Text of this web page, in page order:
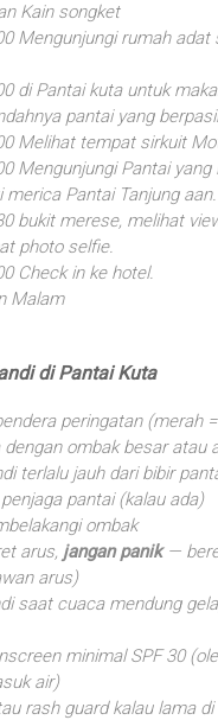
Kain songket
Mengunjungi rumah
di Pantai kuta untuk
pantai yang
Melihat tempat sirkuit
Mengunjungi Pantai
merica Pantai Tanjung aan.
bukit merese, melihat
photo selfie.
Check in ke hotel.
Malam
di Pantai Kuta
peringatan (merah
dengan ombak besar atau
terlalu jauh dari bibir
pantai (kalau ada)
ombak
arus, jangan panik—
arus)
saat cuaca mendung
minimal SPF 30
air)
rash guard kalau lama di